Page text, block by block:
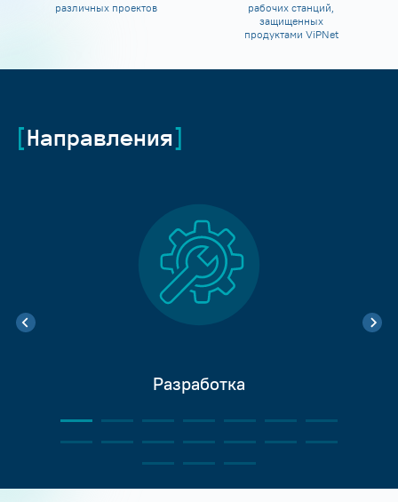
различных проектов
рабочих станций,
защищенных
продуктами ViPNet
Направления
Разработка